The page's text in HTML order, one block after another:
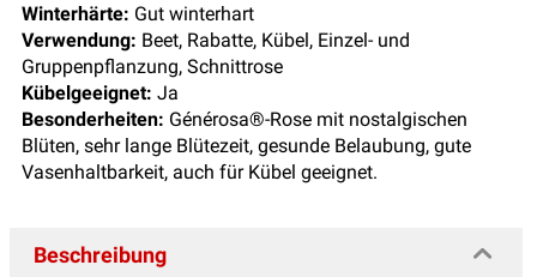
Winterhärte: Gut winterhart
Verwendung: Beet, Rabatte, Kübel, Einzel- und
Gruppenpflanzung, Schnittrose
Kübelgeeignet: Ja
Besonderheiten: Générosa®-Rose mit nostalgischen
Blüten, sehr lange Blütezeit, gesunde Belaubung, gute
Vasenhaltbarkeit, auch für Kübel geeignet.
Beschreibung